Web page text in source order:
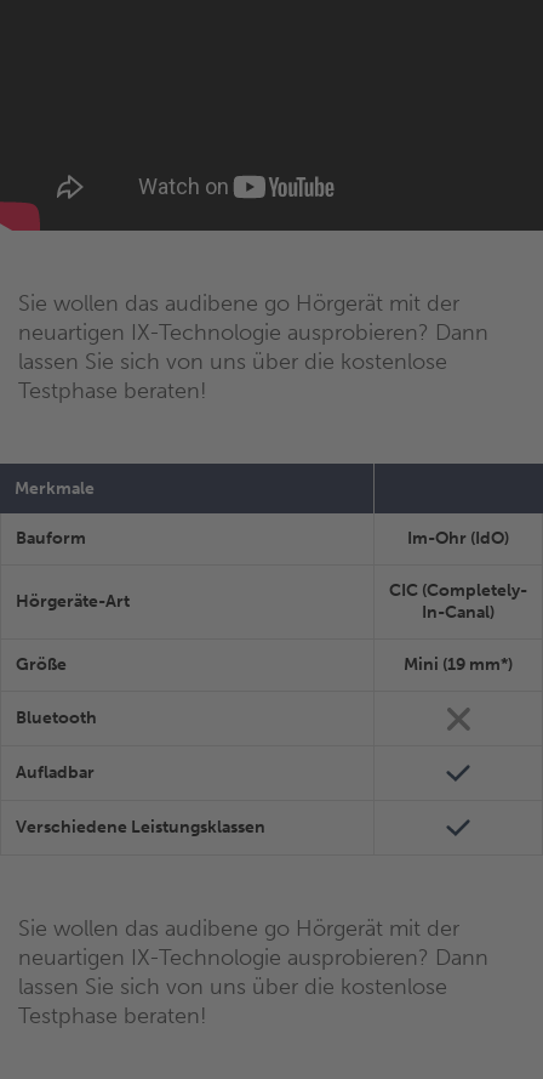
Sie wollen das audibene go Hörgerät mit der
neuartigen IX-Technologie ausprobieren? Dann
lassen Sie sich von uns über die kostenlose
Testphase beraten!
Merkmale
Bauform Im-Ohr (IdO)
Hörgeräte-Art
CIC (Completely-
In-Canal)
Größe Mini (19 mm*)
Bluetooth
Aufladbar
Verschiedene Leistungsklassen
Sie wollen das audibene go Hörgerät mit der
neuartigen IX-Technologie ausprobieren? Dann
lassen Sie sich von uns über die kostenlose
Testphase beraten!